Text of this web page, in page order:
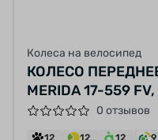
Колеса на велосипед
КОЛЕСО
MERIDA 17-559
M435, ДИСКОВЫЙ
ЭКСЦЕНТРИК 32
0 отзывов